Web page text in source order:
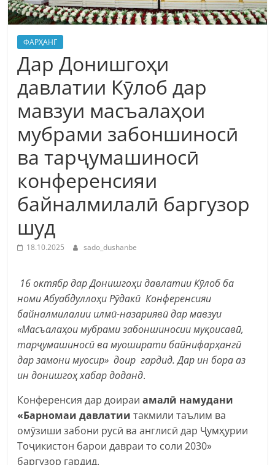
ФАРҲАНГ
Дар Донишгоҳи
давлатии Кӯлоб дар
мавзуи масъалаҳои
мубрами забоншиносӣ
ва тарҷумашиносӣ
конференсияи
байналмилалӣ баргузор
шуд
18.10.2025 sado_dushanbe
16 октябр дар Донишгоҳи давлатии Кӯлоб ба
номи Абуабдуллоҳи Рӯдакӣ Конференсияи
байналмилалии илмӣ-назариявӣ дар мавзуи
«Масъалаҳои мубрами забоншиносии муқоисавӣ,
тарҷумашиносӣ ва муоширати байнифарҳангӣ
дар замони муосир» доир гардид. Дар ин борааз
ин донишгоҳ хабар доданд.
Конференсия дар доираи амалӣ намудани
«Барномаи давлатиитакмили таълим ва
омӯзиши забони русӣ ва англисӣ дар Ҷумҳурии
Тоҷикистон барои давраи то соли 2030»
баргузор гардид.